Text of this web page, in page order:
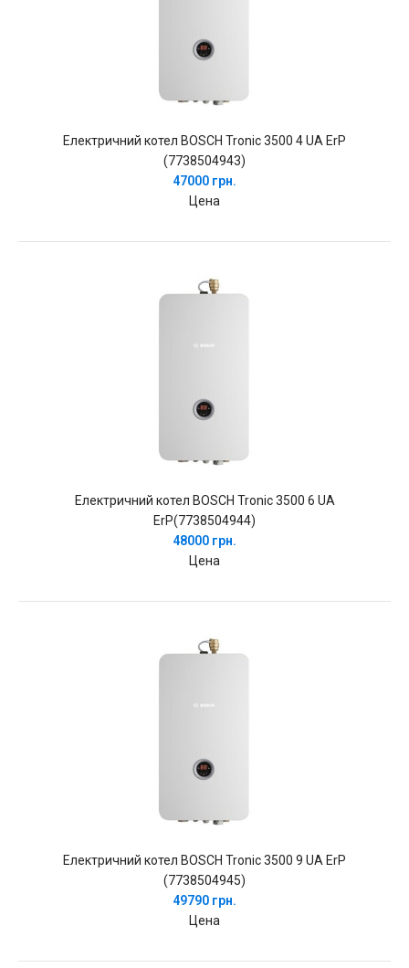
Електричний котел BOSCH Tronic 3500 4 UA ErP
(7738504943)
47000 грн.
Цена
Електричний котел BOSCH Tronic 3500 6 UA
ErP(7738504944)
48000 грн.
Цена
Електричний котел BOSCH Tronic 3500 9 UA ErP
(7738504945)
49790 грн.
Цена